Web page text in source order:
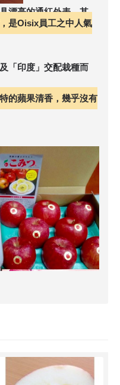
漂亮的通紅外表。其
是Oisix員工之中人氣
「印度」交配栽種而
的蘋果清香，幾乎沒有